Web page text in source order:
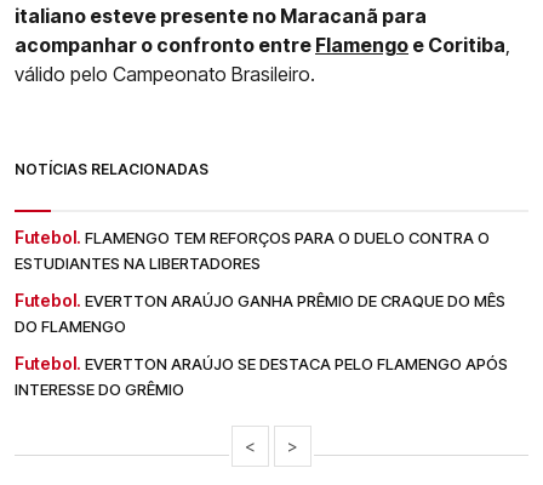
italiano esteve presente no Maracanã para
acompanhar o confronto entre Flamengo e Coritiba
válido pelo Campeonato Brasileiro.
NOTÍCIAS RELACIONADAS
Futebol. FLAMENGO TEM REFORÇOS PARA O DUELO CONTRA O
ESTUDIANTES NA LIBERTADORES
Futebol. EVERTTON ARAÚJO GANHA PRÊMIO DE CRAQUE DO MÊS
DO FLAMENGO
Futebol. EVERTTON ARAÚJO SE DESTACA PELO FLAMENGO APÓS
INTERESSE DO GRÊMIO
< >